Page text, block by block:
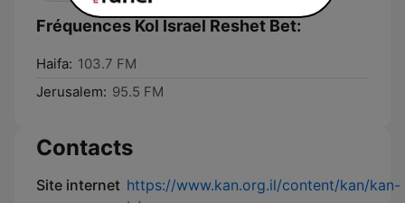
Fréquences Kol Israel Reshet Bet:
Haifa: 103.7 FM
Jerusalem: 95.5 FM
Contacts
Site internet https://www.kan.org.il/content/kan/kan-